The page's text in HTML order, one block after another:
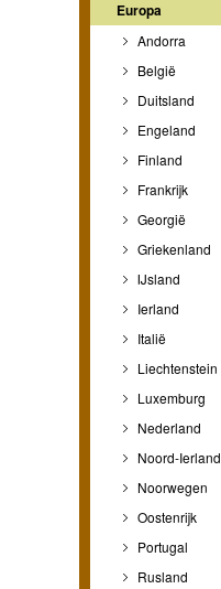
Europa
Andorra
België
Duitsland
Engeland
Finland
Frankrijk
Georgië
Griekenland
IJsland
Ierland
Italië
Liechtenstein
Luxemburg
Nederland
Noord-Ierland
Noorwegen
Oostenrijk
Portugal
Rusland